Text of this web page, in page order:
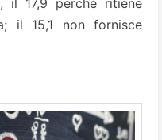
il 17,9 perché ritiene
il 15,1 non fornisce